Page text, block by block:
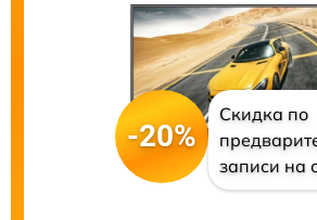
-20%
Скидка по
записи на